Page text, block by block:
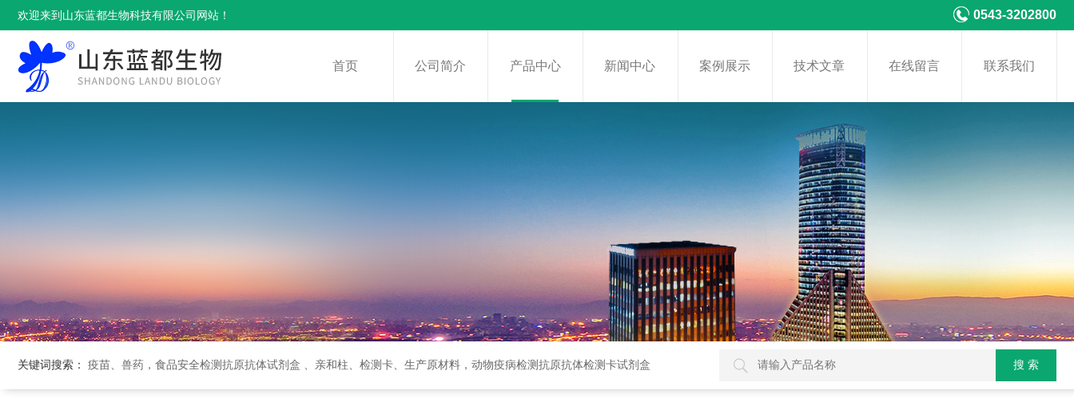
欢迎来到山东蓝都生物科技有限公司网站！ 0543-3202800
首页 公司简介 产品中心 新闻中心 案例展示 技术文章 在线留言 联系我们
关键词搜索： 疫苗、兽药，食品安全检测抗原抗体试剂盒 、亲和柱、检测卡、生产原材料，动物疫病检测抗原抗体检测卡试剂盒